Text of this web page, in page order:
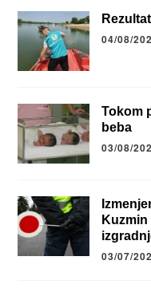
04/08/
Tokom
beba
03/08/
03/07/